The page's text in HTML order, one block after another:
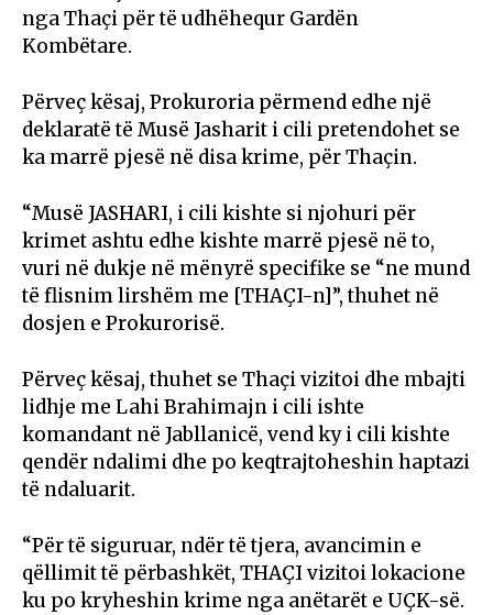
nga Thaçi për të udhëhequr Gardën
Kombëtare.
Përveç kësaj, Prokuroria përmend edhe një
deklaratë të Musë Jasharit i cili pretendohet se
ka marrë pjesë në disa krime, për Thaçin.
“Musë JASHARI, i cili kishte si njohuri për
krimet ashtu edhe kishte marrë pjesë në to,
vuri në dukje në mënyrë specifike se “ne mund
të flisnim lirshëm me [THAÇI-n]”, thuhet në
dosjen e Prokurorisë.
Përveç kësaj, thuhet se Thaçi vizitoi dhe mbajti
lidhje me Lahi Brahimajn i cili ishte
komandant në Jabllanicë, vend ky i cili kishte
qendër ndalimi dhe po keqtrajtoheshin haptazi
të ndaluarit.
“Për të siguruar, ndër të tjera, avancimin e
qëllimit të përbashkët, THAÇI vizitoi lokacione
ku po kryheshin krime nga anëtarët e UÇK-së.